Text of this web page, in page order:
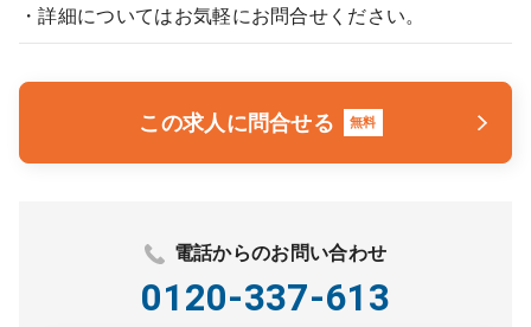
・詳細についてはお気軽にお問合せください。
この求人に問合せる 無料
電話からのお問い合わせ
0120-337-613